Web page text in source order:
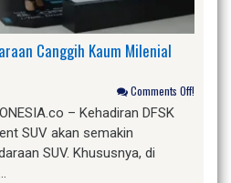
Canggih Kaum Milenial
Comments Off!
– Kehadiran DFSK
SUV akan semakin
SUV. Khususnya, di